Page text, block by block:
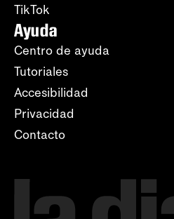
TikTok
Ayuda
Centro de ayuda
Tutoriales
Accesibilidad
Privacidad
Contacto